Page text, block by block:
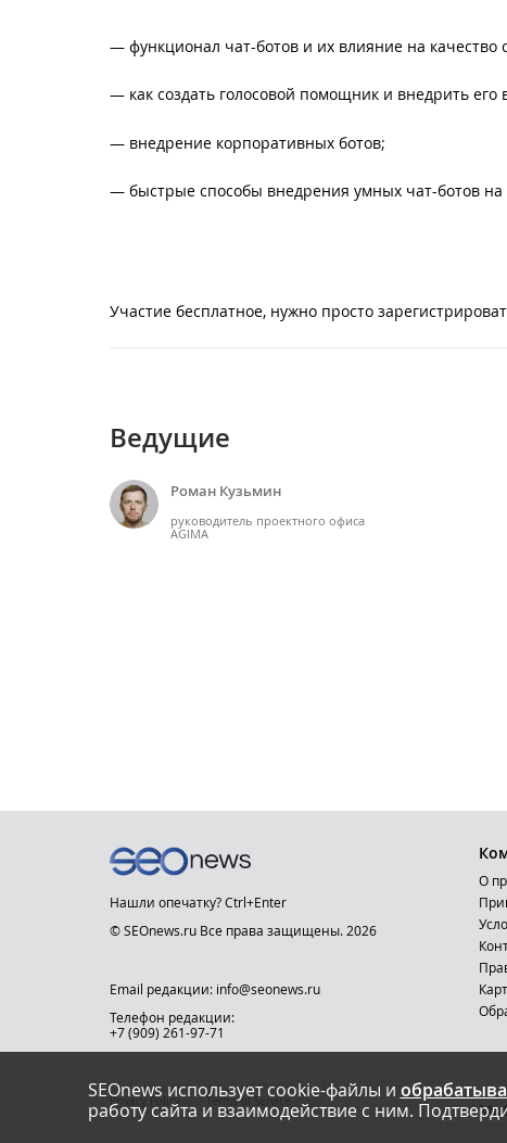
— функционал чат-ботов и их влияние на качество
— как создать голосовой помощник и внедрить
— внедрение корпоративных ботов;
— быстрые способы внедрения умных чат-ботов на
Участие бесплатное, нужно просто
Ведущие
Роман Кузьмин
руководитель проектного офиса
AGIMA
SEOnews использует cookie-файлы и
работу сайта и взаимодействие с ним.
Нашли опечатку? Ctrl+Enter
© SEOnews.ru Все права защищены. 2026
Email редакции: info@seonews.ru
Телефон редакции:
+7 (909) 261-97-71
This site is protected by reCAPTCHA and the Google
Privacy Policyand Terms of Serviceapply.
О